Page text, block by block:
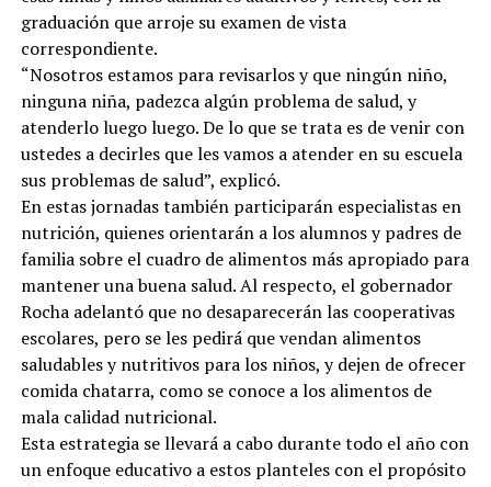
graduación que arroje su examen de vista
correspondiente.
“Nosotros estamos para revisarlos y que ningún niño,
ninguna niña, padezca algún problema de salud, y
atenderlo luego luego. De lo que se trata es de venir con
ustedes a decirles que les vamos a atender en su escuela
sus problemas de salud”, explicó.
En estas jornadas también participarán especialistas en
nutrición, quienes orientarán a los alumnos y padres de
familia sobre el cuadro de alimentos más apropiado para
mantener una buena salud. Al respecto, el gobernador
Rocha adelantó que no desaparecerán las cooperativas
escolares, pero se les pedirá que vendan alimentos
saludables y nutritivos para los niños, y dejen de ofrecer
comida chatarra, como se conoce a los alimentos de
mala calidad nutricional.
Esta estrategia se llevará a cabo durante todo el año con
un enfoque educativo a estos planteles con el propósito